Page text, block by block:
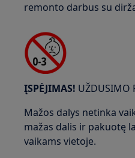
remonto darbus su
ĮSPĖJIMAS! UŽDUSIMO
Mažos dalys netinka
mažas dalis ir pakuotę
vaikams vietoje.